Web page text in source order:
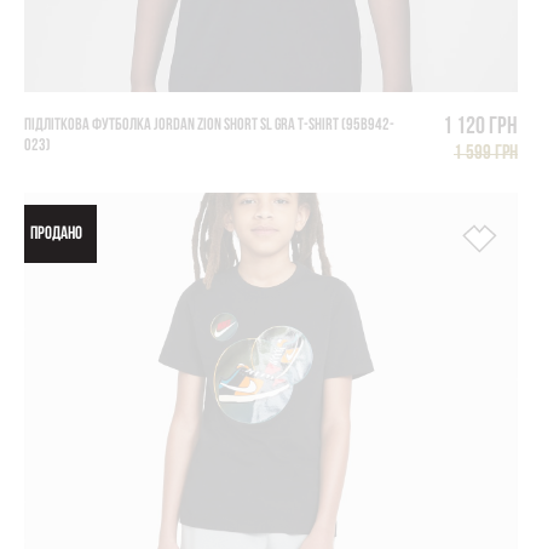
ПІДЛІТКОВА ФУТБОЛКА JORDAN ZION SHORT SL GRA T-SHIRT (95B942-
023)
1 120 грн
1 599 грн
ПРОДАНО